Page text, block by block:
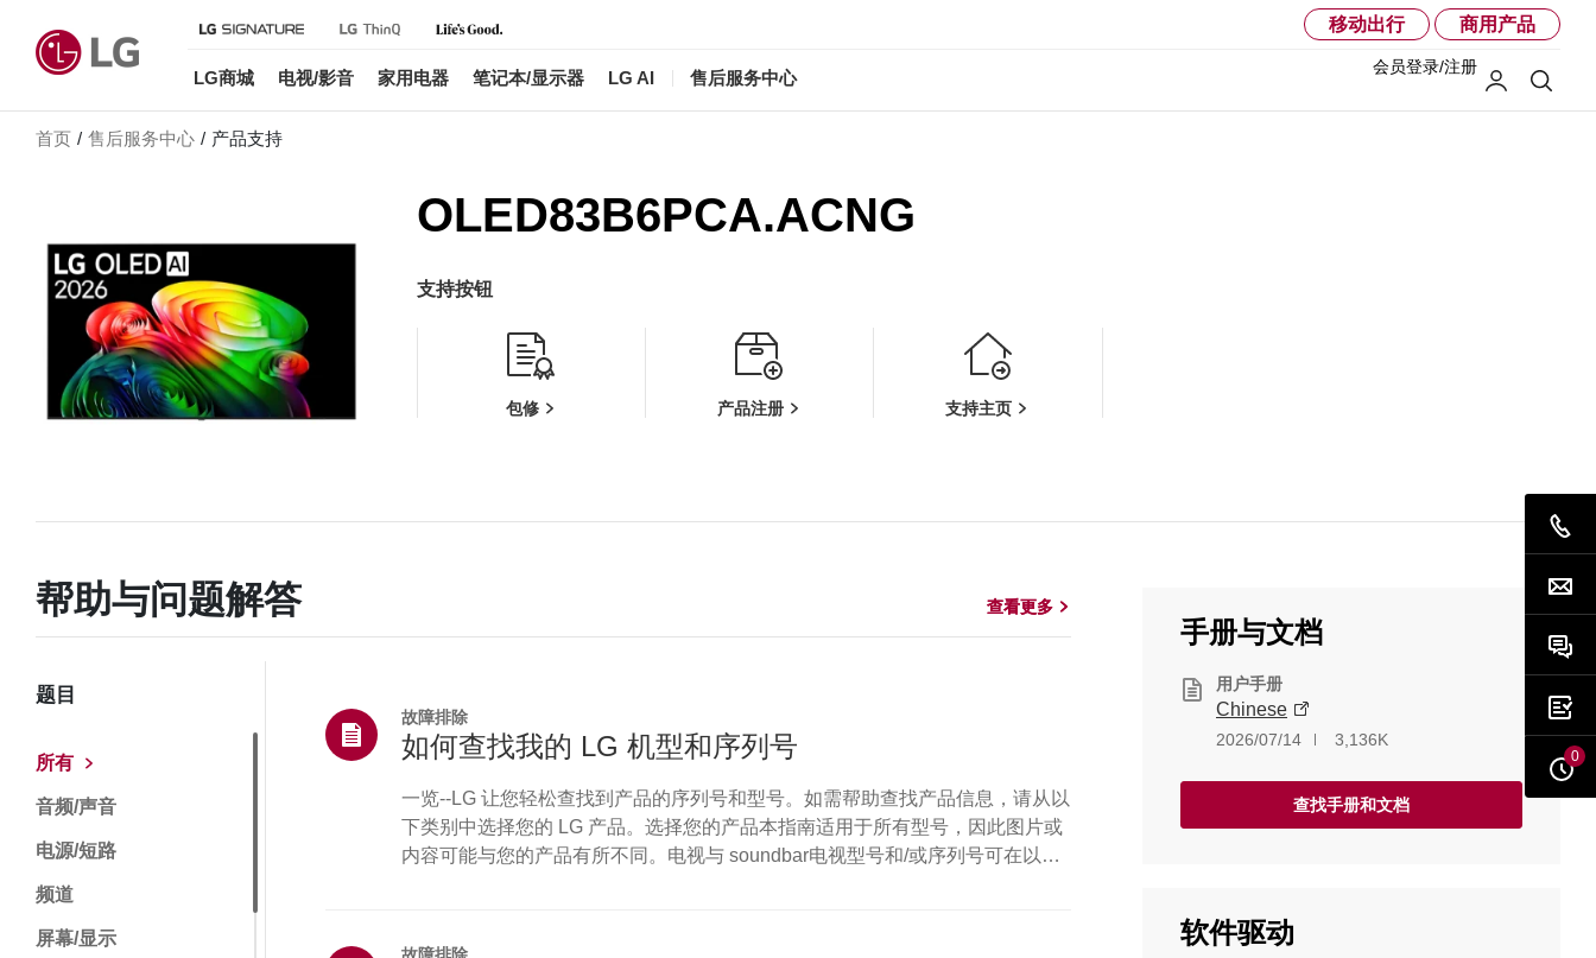
移动出行 商用产品
LG商城 电视/影音 家用电器 笔记本/显示器 LG AI 售后服务中心 我的LG
会员登录/注册
首页 售后服务中心 产品支持
OLED83B6PCA.ACNG
支持按钮
包修 产品注册 支持主页
帮助与问题解答 查看更多
题目
所有
音频/声音
电源/短路
频道
屏幕/显示
故障排除
如何查找我的 LG 机型和序列号
一览--LG 让您轻松查找到产品的序列号和型号。如需帮助查找产品信息，请从以
下类别中选择您的 LG 产品。选择您的产品本指南适用于所有型号，因此图片或
内容可能与您的产品有所不同。电视与 soundbar电视型号和/或序列号可在以下
钮。”蓝光与DVD播放器型号和/或序列号可在以下位置找到：DVD 或蓝光播...
查看更多
手册与文档
用户手册
Chinese
2026/07/14 3,136K
查找手册和文档
软件驱动
0